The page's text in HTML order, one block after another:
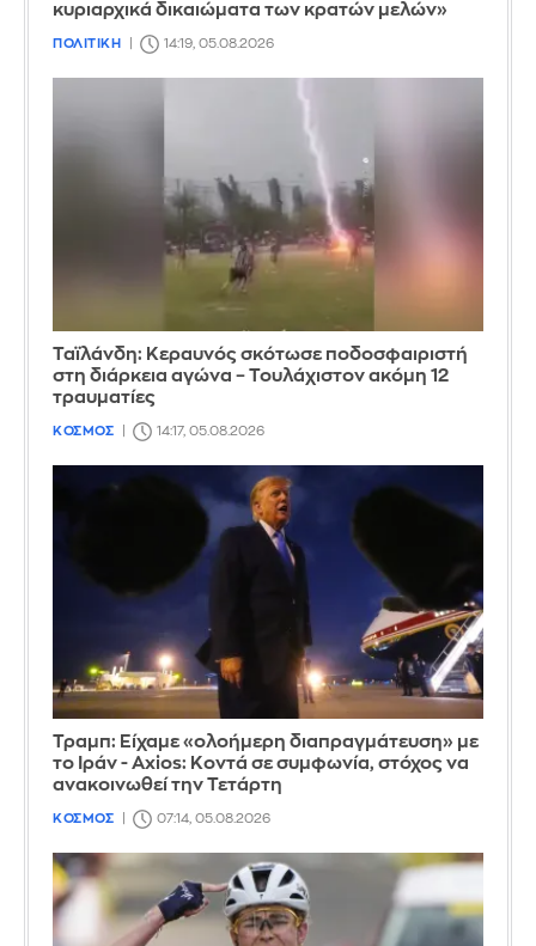
κυριαρχικά δικαιώματα των κρατών μελών»
ΠΟΛΙΤΙΚΗ 14:19, 05.08.2026
Ταϊλάνδη: Κεραυνός σκότωσε ποδοσφαιριστή
στη διάρκεια αγώνα – Τουλάχιστον ακόμη 12
τραυματίες
ΚΟΣΜΟΣ 14:17, 05.08.2026
Τραμπ: Είχαμε «ολοήμερη διαπραγμάτευση» με
το Ιράν - Axios: Κοντά σε συμφωνία, στόχος να
ανακοινωθεί την Τετάρτη
ΚΟΣΜΟΣ 07:14, 05.08.2026